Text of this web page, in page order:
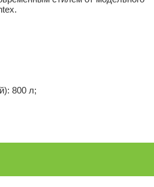
800 л;